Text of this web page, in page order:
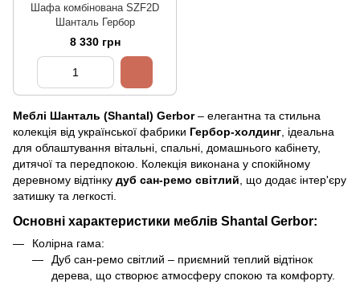
Шафа комбінована SZF2D
Шанталь Гербор
8 330 грн
Меблі Шанталь (Shantal) Gerbor– елегантна та стильна
колекція від української фабрики Гербор-холдинг , ідеальна
для облаштування вітальні, спальні, домашнього кабінету,
дитячої та передпокою. Колекція виконана у спокійному
деревному відтінку дуб сан-ремо світлий , що додає інтер'єру
затишку та легкості.
Основні характеристики меблів Shantal Gerbor:
Колірна гама:
Дуб сан-ремо світлий – приємний теплий відтінок
дерева, що створює атмосферу спокою та комфорту.